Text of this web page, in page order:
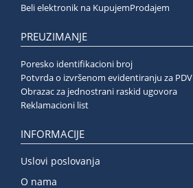
Beli elektronik na KupujemProdajem
PREUZIMANJE
Poresko identifikacioni broj
Potvrda o izvršenom evidentiranju za PDV
Obrazac za jednostrani raskid ugovora
Reklamacioni list
INFORMACIJE
Uslovi poslovanja
O nama